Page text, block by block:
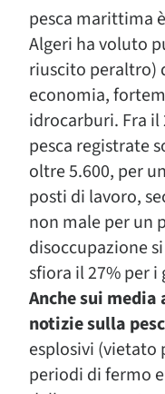
pesca marittima
Algeri ha voluto
riuscito peraltro)
economia,
idrocarburi. Fra il
pesca registrate
oltre 5.600, per
posti di lavoro,
non male per un
disoccupazione
sfiora il 27% per i
Anche sui
notizie sulla
esplosivi (vietato
periodi di fermo